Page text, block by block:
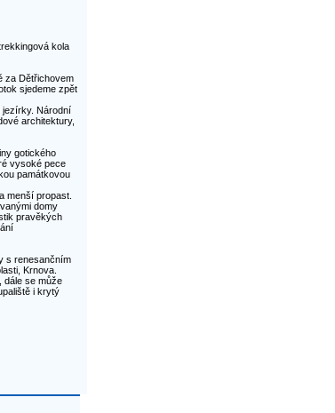
kola
za Dětřichovem
sjedeme zpět
Národní
architektury,
gotického
vysoké pece
památkovou
menší propast.
domy
pravěkých
s renesančním
Krnova.
dále se může
i krytý